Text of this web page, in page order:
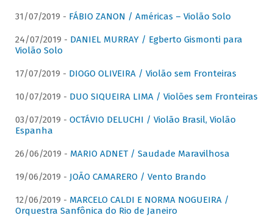
31/07/2019 - FÁBIO ZANON / Américas – Violão Solo
24/07/2019 - DANIEL MURRAY / Egberto Gismonti para
Violão Solo
17/07/2019 - DIOGO OLIVEIRA / Violão sem Fronteiras
10/07/2019 - DUO SIQUEIRA LIMA / Violões sem Fronteiras
03/07/2019 - OCTÁVIO DELUCHI / Violão Brasil, Violão
Espanha
26/06/2019 - MARIO ADNET / Saudade Maravilhosa
19/06/2019 - JOÃO CAMARERO / Vento Brando
12/06/2019 - MARCELO CALDI E NORMA NOGUEIRA /
Orquestra Sanfônica do Rio de Janeiro